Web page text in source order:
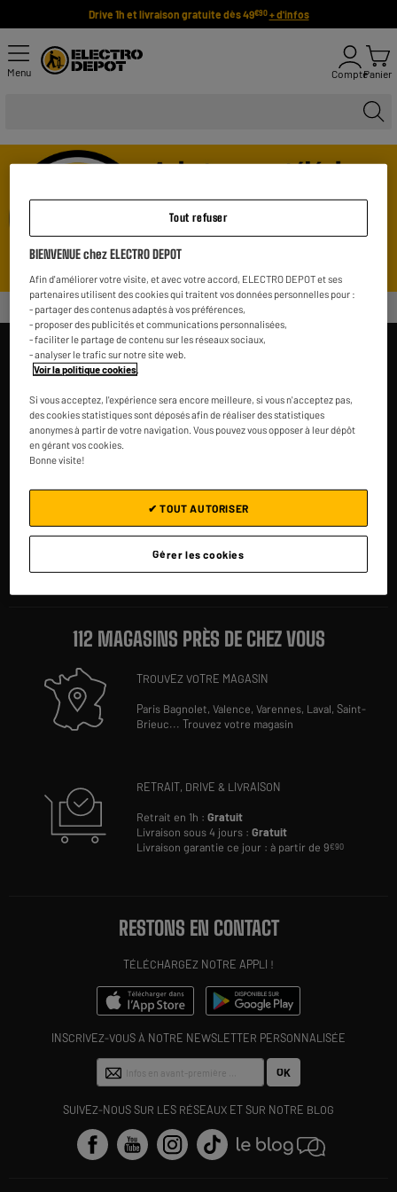
Drive 1h et livraison gratuite dès 49€90 + d'infos
Menu ComptePanier
DES PRIX, MAIS PAS SEULEMENT !
authentifiés pour
ELECTRO DEPOT
★★★★★
★★★★★
4,3
SERVICE APRÈS-
112 MAGASINS PRÈS DE CHEZ VOUS
TROUVEZ VOTRE MAGASIN
Paris Bagnolet,Valence,Varennes, Laval,Saint-
Brieuc...Trouvez votre magasin
RETRAIT, DRIVE & LIVRAISON
Retrait en 1h :Gratuit
Livraison sous 4 jours :Gratuit
Livraison garantie ce jour : à partir de 9€90
RESTONS EN CONTACT
TÉLÉCHARGEZ NOTRE APPLI !
INSCRIVEZ-VOUS À NOTRE NEWSLETTER PERSONNALISÉE
OK
SUIVEZ-NOUS SUR LES RÉSEAUX ET SUR NOTRE BLOG
Tout refuser
BIENVENUE chez ELECTRO DEPOT
Afin d'améliorer votre visite, et avec votre accord, ELECTRO DEPOT et ses
partenaires utilisent des cookies qui traitent vos données personnelles pour :
- partager des contenus adaptés à vos préférences,
- proposer des publicités et communications personnalisées,
- faciliter le partage de contenu sur les réseaux sociaux,
- analyser le trafic sur notre site web.
Voir la politique cookies
Si vous acceptez, l'expérience sera encore meilleure, si vous n'acceptez pas,
des cookies statistiques sont déposés afin de réaliser des statistiques
anonymes à partir de votre navigation. Vous pouvez vous opposer à leur dépôt
en gérant vos cookies.
Bonne visite!
Gérer les cookies
✔ TOUT AUTORISER